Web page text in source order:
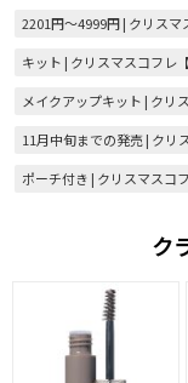
2201円～4999円 | クリスマ
キット | クリスマスコフレ【
メイクアップキット | クリ
11月中旬までの発売 | クリ
ポーチ付き | クリスマスコ
ク